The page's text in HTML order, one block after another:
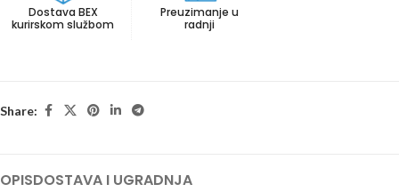
Dostava BEX
kurirskom službom
Preuzimanje u
radnji
Share:
OPISDOSTAVA I UGRADNJA